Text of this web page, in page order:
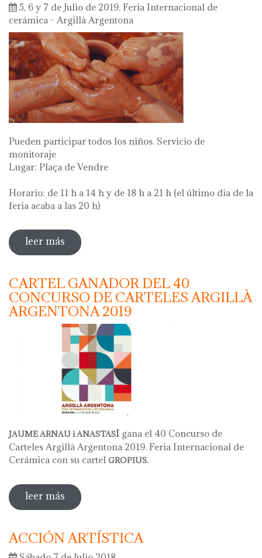
5, 6 y 7 de Julio de 2019. Feria Internacional de
cerámica - Argillà Argentona
Pueden participar todos los niños. Servicio de
monitoraje
Lugar: Plaça de Vendre
Horario: de 11 h a 14 h y de 18 h a 21 h (el último dia de la
feria acaba a las 20 h)
leer más sobre taller de cerámica al torno
CARTEL GANADOR DEL 40
CONCURSO DE CARTELES ARGILLÀ
ARGENTONA 2019
JAUME ARNAU i ANASTASI gana el 40 Concurso de
Carteles Argillà Argentona 2019. Feria Internacional de
Cerámica con su cartel GROPIUS.
leer más sobre cartel ganador del 40 concurso de
carteles argillà argentona 2019
ACCIÓN ARTÍSTICA